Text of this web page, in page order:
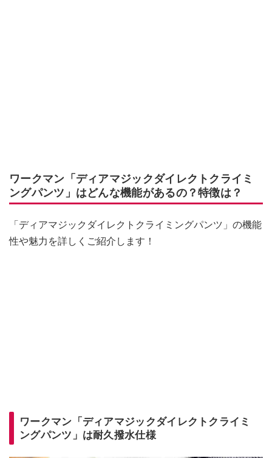
ワークマン「ディアマジックダイレクトクライミ
ングパンツ」はどんな機能があるの？特徴は？
「ディアマジックダイレクトクライミングパンツ」の機能
性や魅力を詳しくご紹介します！
ワークマン「ディアマジックダイレクトクライミ
ングパンツ」は耐久撥水仕様